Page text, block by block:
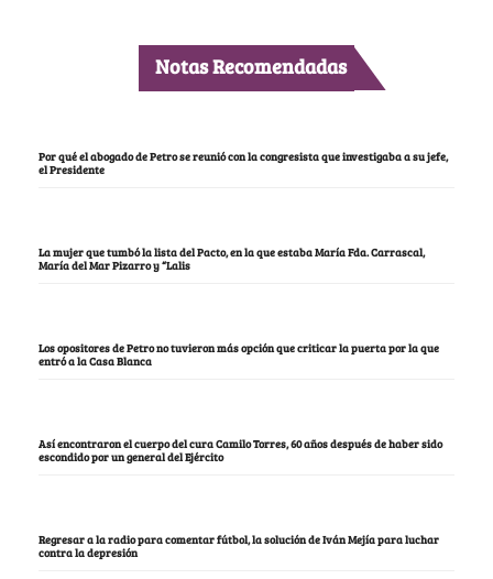
Notas Recomendadas
Por qué el abogado de Petro se reunió con la congresista que investigaba a su jefe,
el Presidente
La mujer que tumbó la lista del Pacto, en la que estaba María Fda. Carrascal,
María del Mar Pizarro y “Lalis
Los opositores de Petro no tuvieron más opción que criticar la puerta por la que
entró a la Casa Blanca
Así encontraron el cuerpo del cura Camilo Torres, 60 años después de haber sido
escondido por un general del Ejército
Regresar a la radio para comentar fútbol, la solución de Iván Mejía para luchar
contra la depresión